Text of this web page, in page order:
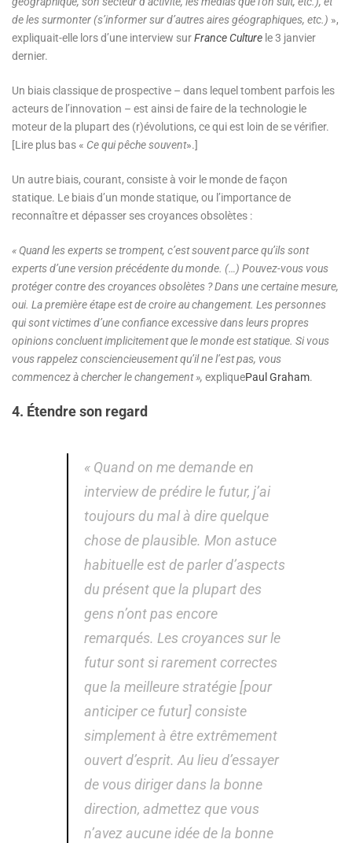
de les surmonter (s’informer sur d’autres aires géographiques, etc.) »,
expliquait-elle lors d’une interview surFrance Culture le 3 janvier
dernier.
Un biais classique de prospective – dans lequel tombent parfois les
acteurs de l’innovation – est ainsi de faire de la technologie le
moteur de la plupart des (r)évolutions, ce qui est loin de se vérifier.
[Lire plus bas « Ce qui pêche souvent».]
Un autre biais, courant, consiste à voir le monde de façon
statique. Le biais d’un monde statique, ou l’importance de
reconnaître et dépasser ses croyances obsolètes :
« Quand les experts se trompent, c’est souvent parce qu’ils sont
experts d’une version précédente du monde. (…) Pouvez-vous vous
protéger contre des croyances obsolètes ? Dans une certaine mesure,
oui. La première étape est de croire au changement. Les personnes
qui sont victimes d’une confiance excessive dans leurs propres
opinions concluent implicitement que le monde est statique. Si vous
vous rappelez consciencieusement qu’il ne l’est pas, vous
commencez à chercher le changement », expliquePaul Graham.
4. Étendre son regard
« Quand on me demande en
interview de prédire le futur, j’ai
toujours du mal à dire quelque
chose de plausible. Mon astuce
habituelle est de parler d’aspects
du présent que la plupart des
gens n’ont pas encore
remarqués. Les croyances sur le
futur sont si rarement correctes
que la meilleure stratégie [pour
anticiper ce futur] consiste
simplement à être extrêmement
ouvert d’esprit. Au lieu d’essayer
de vous diriger dans la bonne
direction, admettez que vous
n’avez aucune idée de la bonne